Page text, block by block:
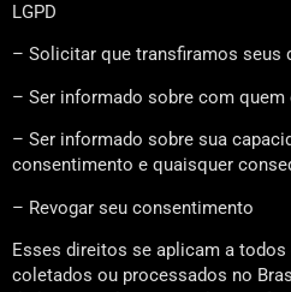
LGPD
– Solicitar que transfiramos seus
– Ser informado sobre com
– Ser informado sobre sua
consentimento e quaisquer
– Revogar seu consentimento
Esses direitos se aplicam a
coletados ou processados no